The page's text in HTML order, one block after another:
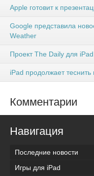
Apple готовит к
Google представила
Weather
Проект The Daily для
iPad продолжает теснить
Комментарии
Навигация
Последние новости
Игры для iPad